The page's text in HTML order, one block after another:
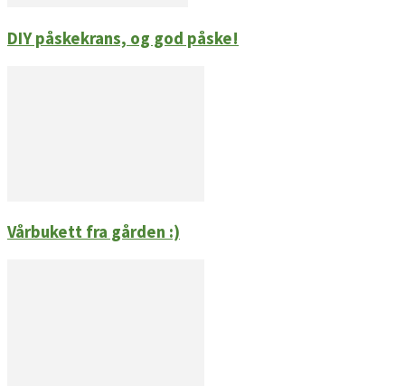
DIY påskekrans, og god påske!
Vårbukett fra gården :)